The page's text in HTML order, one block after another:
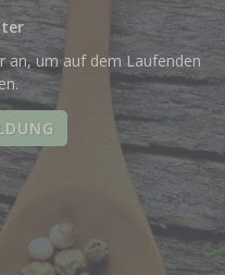
an, um auf dem Laufenden